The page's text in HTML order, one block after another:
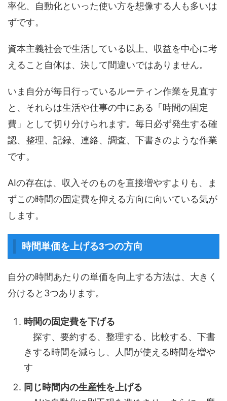
率化、自動化といった使い方を想像する人も多いは
ずです。
資本主義社会で生活している以上、収益を中心に考
えること自体は、決して間違いではありません。
いま自分が毎日行っているルーティン作業を見直す
と、それらは生活や仕事の中にある「時間の固定
費」として切り分けられます。毎日必ず発生する確
認、整理、記録、連絡、調査、下書きのような作業
です。
AIの存在は、収入そのものを直接増やすよりも、ま
ずこの時間の固定費を抑える方向に向いている気が
します。
時間単価を上げる3つの方向
自分の時間あたりの単価を向上する方法は、大きく
分けると3つあります。
時間の固定費を下げる
探す、要約する、整理する、比較する、下書
きする時間を減らし、人間が使える時間を増や
す
同じ時間内の生産性を上げる